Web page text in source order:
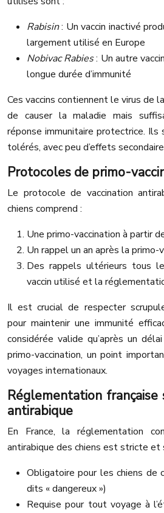
Rabisin: Un vaccin inactivé
largement utilisé en Europe
Nobivac Rabies: Un autre
longue durée d’immunité
Ces vaccins contiennent le virus de
de causer la maladie mais
réponse immunitaire protectrice.
tolérés, avec peu d’effets
Protocoles de primo-
Le protocole de vaccination
chiens comprend :
Une primo-vaccination à partir
Un rappel un an après la primo-
Des rappels ultérieurs tous
vaccin utilisé et la
Il est crucial de respecter
pour maintenir une immunité
considérée valide qu’après un
primo-vaccination, un point
voyages internationaux.
Réglementation
antirabique
En France, la réglementation
antirabique des chiens est stricte et
Obligatoire pour les chiens de
dits « dangereux »)
Requise pour tout voyage à